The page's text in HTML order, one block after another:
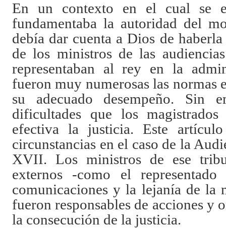
En un contexto en el cual se
fundamentaba la autoridad del
debía dar cuenta a Dios de
de los ministros de las
representaban al rey en la
fueron muy numerosas las normas
su adecuado desempeño. Sin
dificultades que los
efectiva la justicia. Este artículo
circunstancias en el caso de la
XVII. Los ministros de ese
externos -como el
comunicaciones y la lejanía de la
fueron responsables de acciones y
la consecución de la justicia.